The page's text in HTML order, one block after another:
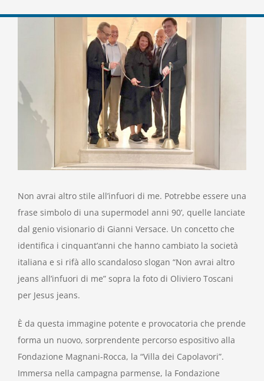
Non avrai altro stile all’infuori di me. Potrebbe essere una
frase simbolo di una supermodel anni 90’, quelle lanciate
dal genio visionario di Gianni Versace. Un concetto che
identifica i cinquant’anni che hanno cambiato la società
italiana e si rifà allo scandaloso slogan “Non avrai altro
jeans all’infuori di me” sopra la foto di Oliviero Toscani
per Jesus jeans.
È da questa immagine potente e provocatoria che prende
forma un nuovo, sorprendente percorso espositivo alla
Fondazione Magnani-Rocca, la “Villa dei Capolavori”.
Immersa nella campagna parmense, la Fondazione